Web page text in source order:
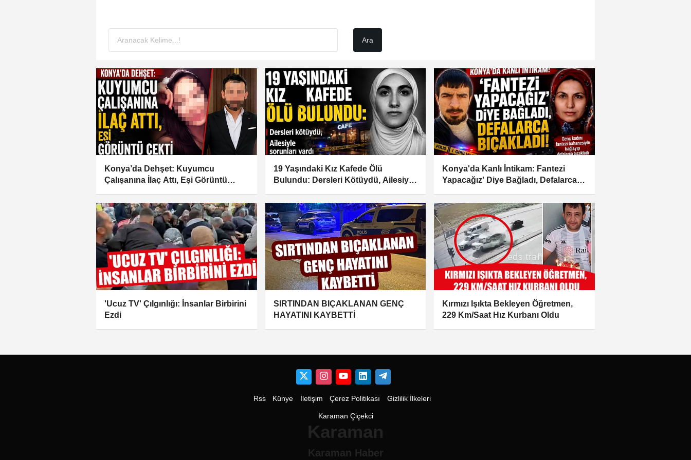
Konya’da Dehşet: Kuyumcu
Çalışanına İlaç Attı, Eşi Görüntü
19 Yaşındaki Kız Kafede Ölü
Bulundu: Dersleri Kötüydü, Ailesiyle
Konya'da Kanlı İntikam: Fantezi
Yapacağız' Diye Bağladı, Defalarca
'Ucuz TV' Çılgınlığı: İnsanlar Birbirini
Ezdi
SIRTINDAN BIÇAKLANAN GENÇ
HAYATINI KAYBETTİ
Kırmızı Işıkta Bekleyen Öğretmen,
229 Km/Saat Hız Kurbanı Oldu
Rss Künye İletişim Çerez Politikası Gizlilik İlkeleri
Karaman Çiçekci
Karaman
Karaman Haber